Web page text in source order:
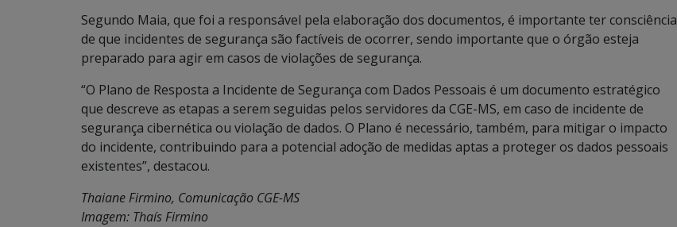
Segundo Maia, que foi a responsável pela elaboração dos documentos, é importante ter consciência
de que incidentes de segurança são factíveis de ocorrer, sendo importante que o órgão esteja
preparado para agir em casos de violações de segurança.
“O Plano de Resposta a Incidente de Segurança com Dados Pessoais é um documento estratégico
que descreve as etapas a serem seguidas pelos servidores da CGE-MS, em caso de incidente de
segurança cibernética ou violação de dados. O Plano é necessário, também, para mitigar o impacto
do incidente, contribuindo para a potencial adoção de medidas aptas a proteger os dados pessoais
existentes”, destacou.
Thaiane Firmino, Comunicação CGE-MS
Imagem: Thaís Firmino